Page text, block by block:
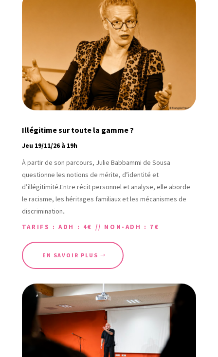
Illégitime sur toute la gamme ?
Jeu 19/11/26 à 19h
À partir de son parcours, Julie Babbammi de Sousa
questionne les notions de mérite, d’identité et
d’illégitimité.Entre récit personnel et analyse, elle aborde
le racisme, les héritages familiaux et les mécanismes de
discrimination..
TARIFS : ADH : 4€ // NON-ADH : 7€
EN SAVOIR PLUS